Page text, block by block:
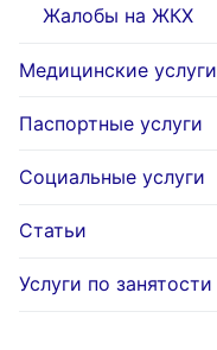
Жалобы на ЖКХ
Медицинские услуги
Паспортные услуги
Социальные услуги
Статьи
Услуги по занятости